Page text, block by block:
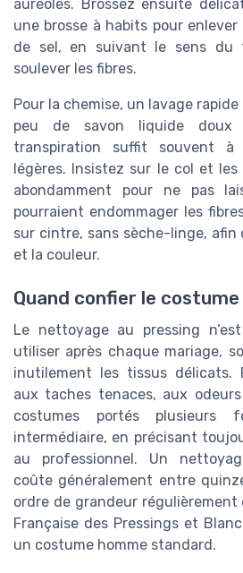
auréoles. Brossez ensuite
une brosse à habits pour
de sel, en suivant le sens du
soulever les fibres.
Pour la chemise, un lavage
peu de savon liquide
transpiration suffit souvent à
légères. Insistez sur le col et
abondamment pour ne pas
pourraient endommager les
sur cintre, sans sèche-linge, afin
et la couleur.
Quand confier le
Le nettoyage au pressing
utiliser après chaque mariage,
inutilement les tissus délicats.
aux taches tenaces, aux
costumes portés plusieurs
intermédiaire, en précisant
au professionnel. Un
coûte généralement entre
ordre de grandeur régulièrement
Française des Pressings et
un costume homme standard.